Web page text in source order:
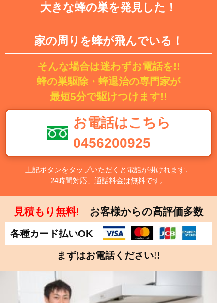
大きな蜂の巣を発見した！
家の周りを蜂が飛んでいる！
そんな場合は迷わずお電話を!!
蜂の巣駆除・蜂退治の専門家が
最短5分で駆けつけます!!
お電話はこちら
0456200925
上記ボタンをタップいただくと電話が掛けれます。
24時間対応、通話料金は無料です。
見積もり無料! お客様からの高評価多数
各種カード払いOK
まずはお電話ください!!